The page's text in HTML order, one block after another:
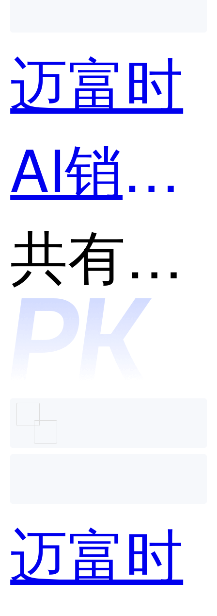
销售智
能体哪
个好
用？
迈富时
AI销售
智能体
和
哪个好
用？
共有分类：智能销售自动化管理系统(SFA)
迈富时